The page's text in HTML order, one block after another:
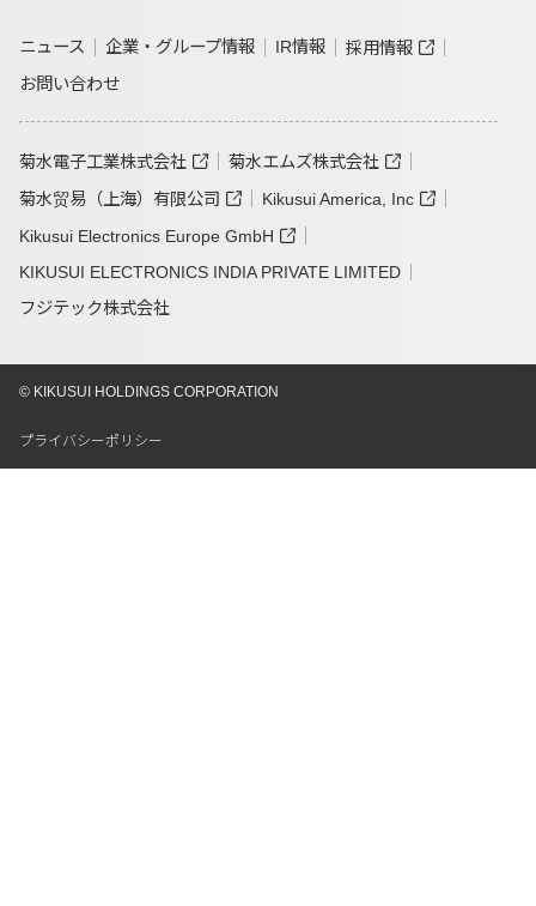
ニュース 企業・グループ情報 IR情報
採用情報
お問い合わせ
菊水電子工業株式会社
菊水エムズ株式会社
菊水贸易（上海）有限公司
Kikusui America, Inc
Kikusui Electronics Europe GmbH
KIKUSUI ELECTRONICS INDIA PRIVATE LIMITED
フジテック株式会社
© KIKUSUI HOLDINGS CORPORATION
プライバシーポリシー